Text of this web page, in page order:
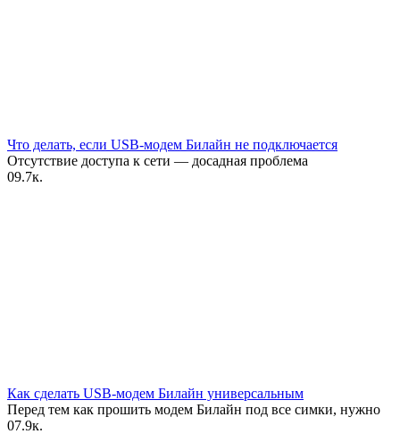
Что делать, если USB-модем Билайн не подключается
Отсутствие доступа к сети — досадная проблема
09.7к.
Как сделать USB-модем Билайн универсальным
Перед тем как прошить модем Билайн под все симки, нужно
07.9к.